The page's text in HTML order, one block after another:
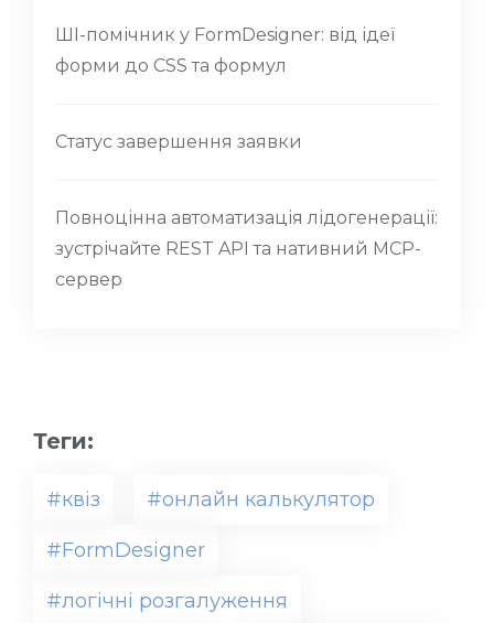
ШІ-помічник у FormDesigner: від ідеї
форми до CSS та формул
Статус завершення заявки
Повноцінна автоматизація лідогенерації:
зустрічайте REST API та нативний MCP-
сервер
Теги:
#квіз #онлайн калькулятор
#FormDesigner
#логічні розгалуження